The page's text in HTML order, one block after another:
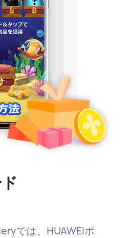
では、HUAWEIポ